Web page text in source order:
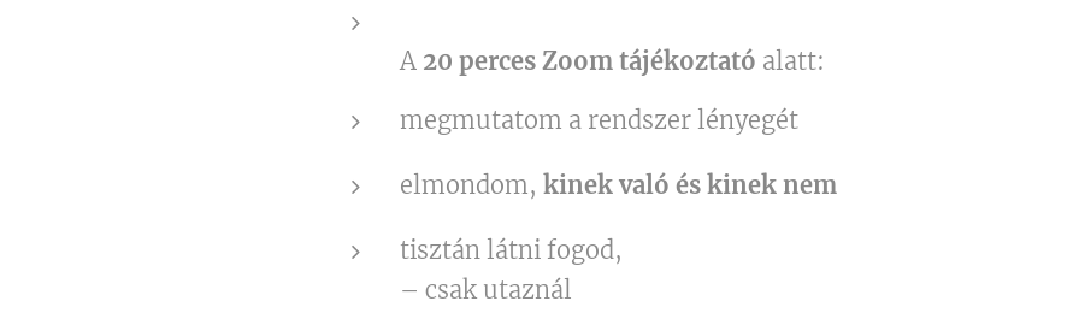
A 20 perces Zoom tájékoztató alatt:
megmutatom a rendszer lényegét
elmondom, kinek való és kinek nem
tisztán látni fogod,
– csak utaznál